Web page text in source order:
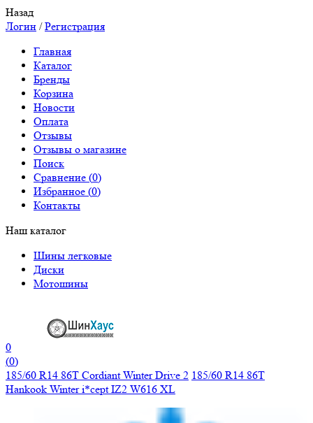
Назад
Логин /Регистрация
Главная
Каталог
Бренды
Корзина
Новости
Оплата
Отзывы
Отзывы о магазине
Поиск
Сравнение (0)
Избранное (0)
Контакты
Наш каталог
Шины легковые
Диски
Мотошины
0
(0)
185/60 R14 86T Cordiant Winter Drive 2 185/60 R14 86T
Hankook Winter i*cept IZ2 W616 XL